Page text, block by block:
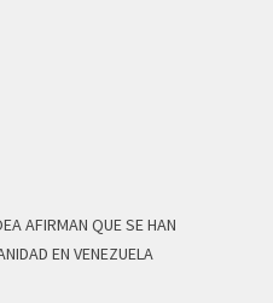
AFIRMAN QUE SE HAN
EN VENEZUELA